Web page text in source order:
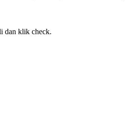
dan klik check.